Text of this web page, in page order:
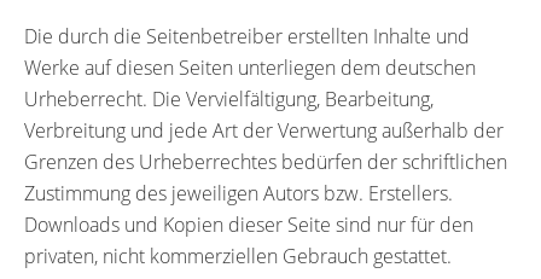
Die durch die Seitenbetreiber erstellten Inhalte und
Werke auf diesen Seiten unterliegen dem deutschen
Urheberrecht. Die Vervielfältigung, Bearbeitung,
Verbreitung und jede Art der Verwertung außerhalb der
Grenzen des Urheberrechtes bedürfen der schriftlichen
Zustimmung des jeweiligen Autors bzw. Erstellers.
Downloads und Kopien dieser Seite sind nur für den
privaten, nicht kommerziellen Gebrauch gestattet.